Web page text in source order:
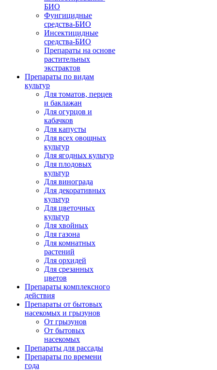
БИО
Фунгицидные
средства-БИО
Инсектицидные
средства-БИО
Препараты на основе
растительных
экстрактов
Препараты по видам
культур
Для томатов, перцев
и баклажан
Для огурцов и
кабачков
Для капусты
Для всех овощных
культур
Для ягодных культур
Для плодовых
культур
Для винограда
Для декоративных
культур
Для цветочных
культур
Для хвойных
Для газона
Для комнатных
растений
Для орхидей
Для срезанных
цветов
Препараты комплексного
действия
Препараты от бытовых
насекомых и грызунов
От грызунов
От бытовых
насекомых
Препараты для рассады
Препараты по времени
года